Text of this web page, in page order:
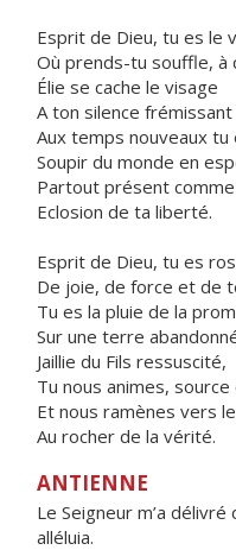
Esprit de Dieu, tu es le
Où prends-tu souffle, à
Élie se cache le visage
A ton silence frémissant
Aux temps nouveaux tu
Soupir du monde en
Partout présent
Eclosion de ta liberté.
Esprit de Dieu, tu es
De joie, de force et de
Tu es la pluie de la
Sur une terre
Jaillie du Fils ressuscité,
Tu nous animes, source
Et nous ramènes vers
Au rocher de la vérité.
ANTIENNE
Le Seigneur m’a
alléluia.